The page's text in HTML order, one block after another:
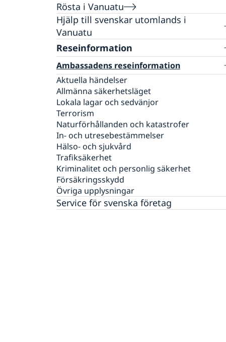
Rösta i Vanuatu
Hjälp till svenskar utomlands i
Vanuatu
Rösta i Vanuatu
Pass utomlands
Hjälp kring medborgarskap
Akut hjälp
Reseinformation
Ambassadens reseinformation
Aktuella händelser
Allmänna säkerhetsläget
Lokala lagar och sedvänjor
Terrorism
Naturförhållanden och katastrofer
In- och utresebestämmelser
Hälso- och sjukvård
Trafiksäkerhet
Kriminalitet och personlig säkerhet
Försäkringsskydd
Övriga upplysningar
Service för svenska företag